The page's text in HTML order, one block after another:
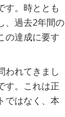
す。時ととも
、過去2年間の
の達成に要す
われてきまし
す。これは正
ではなく、本